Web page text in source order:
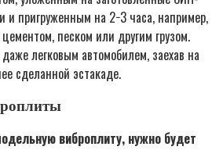
и пригруженным на 2−3 часа, например,
песком или другим грузом.
легковым автомобилем, заехав на
сделанной эстакаде.
виброплиту, нужно будет